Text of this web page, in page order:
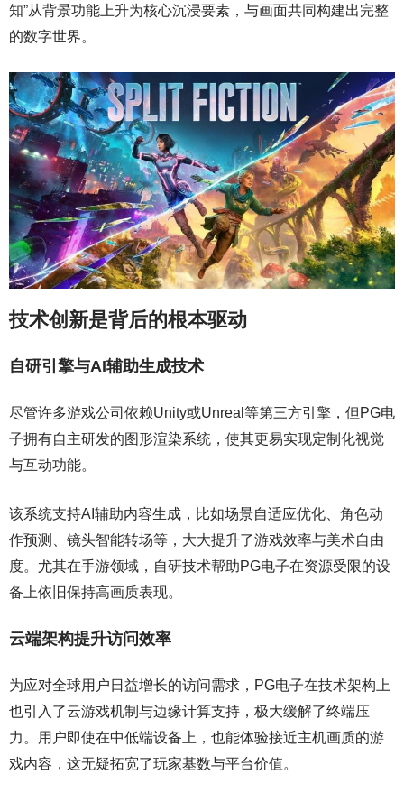
知”从背景功能上升为核心沉浸要素，与画面共同构建出完整
的数字世界。
技术创新是背后的根本驱动
自研引擎与AI辅助生成技术
尽管许多游戏公司依赖Unity或Unreal等第三方引擎，但PG电
子拥有自主研发的图形渲染系统，使其更易实现定制化视觉
与互动功能。
该系统支持AI辅助内容生成，比如场景自适应优化、角色动
作预测、镜头智能转场等，大大提升了游戏效率与美术自由
度。尤其在手游领域，自研技术帮助PG电子在资源受限的设
备上依旧保持高画质表现。
云端架构提升访问效率
为应对全球用户日益增长的访问需求，PG电子在技术架构上
也引入了云游戏机制与边缘计算支持，极大缓解了终端压
力。用户即使在中低端设备上，也能体验接近主机画质的游
戏内容，这无疑拓宽了玩家基数与平台价值。